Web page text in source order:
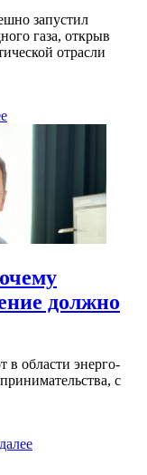
запустил
газа, открыв
отрасли
должно
в области энерго-
с